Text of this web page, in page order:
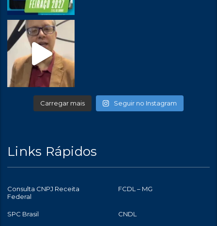
Carregar mais Seguir no Instagram
Links Rápidos
Consulta CNPJ Receita
Federal
FCDL – MG
SPC Brasil CNDL